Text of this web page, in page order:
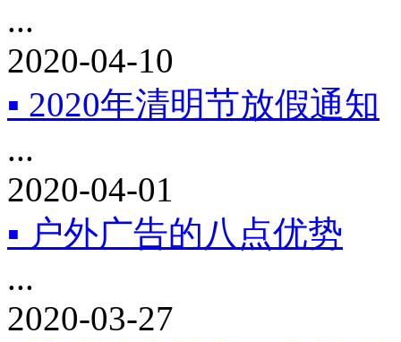
...
2020-04-10
▪ 2020年清明节放假通知
...
2020-04-01
▪ 户外广告的八点优势
...
2020-03-27